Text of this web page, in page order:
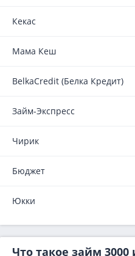
Кекас
Мама Кеш
BelkaCredit (Белка Кредит)
Займ-Экспресс
Чирик
Бюджет
Юкки
Что такое займ